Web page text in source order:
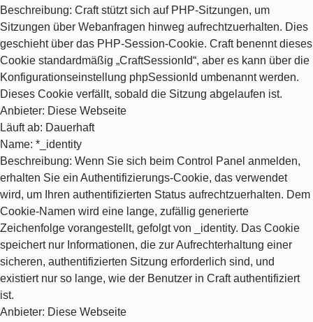
Beschreibung: Craft stützt sich auf PHP-Sitzungen, um
Sitzungen über Webanfragen hinweg aufrechtzuerhalten. Dies
geschieht über das PHP-Session-Cookie. Craft benennt dieses
Cookie standardmäßig „CraftSessionId“, aber es kann über die
Konfigurationseinstellung phpSessionId umbenannt werden.
Dieses Cookie verfällt, sobald die Sitzung abgelaufen ist.
Anbieter: Diese Webseite
Läuft ab: Dauerhaft
Name: *_identity
Beschreibung: Wenn Sie sich beim Control Panel anmelden,
erhalten Sie ein Authentifizierungs-Cookie, das verwendet
wird, um Ihren authentifizierten Status aufrechtzuerhalten. Dem
Cookie-Namen wird eine lange, zufällig generierte
Zeichenfolge vorangestellt, gefolgt von _identity. Das Cookie
speichert nur Informationen, die zur Aufrechterhaltung einer
sicheren, authentifizierten Sitzung erforderlich sind, und
existiert nur so lange, wie der Benutzer in Craft authentifiziert
ist.
Anbieter: Diese Webseite